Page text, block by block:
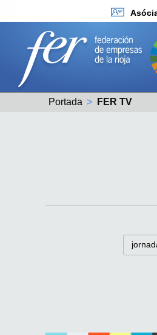
Portada Actual:
FER TV